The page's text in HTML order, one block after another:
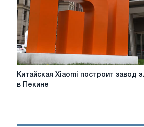
на
фоне
предстоящего
введения
новых
правил
Китайская
Xiaomi
в
Китайская Xiaomi построит завод
в Пекине